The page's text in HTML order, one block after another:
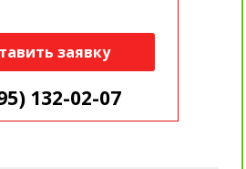
заявку
132-02-07